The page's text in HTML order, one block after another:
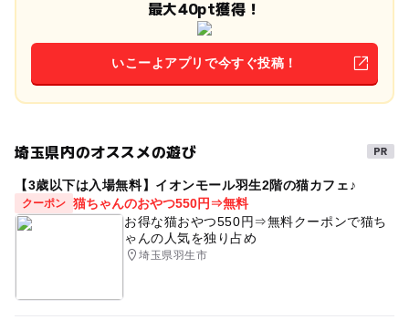
最大40pt獲得！
いこーよアプリで今すぐ投稿！
埼玉県内のオススメの遊び
【3歳以下は入場無料】イオンモール羽生2階の猫カフェ♪
クーポン 猫ちゃんのおやつ550円⇒無料
お得な猫おやつ550円⇒無料クーポンで猫ち
ゃんの人気を独り占め
埼玉県羽生市